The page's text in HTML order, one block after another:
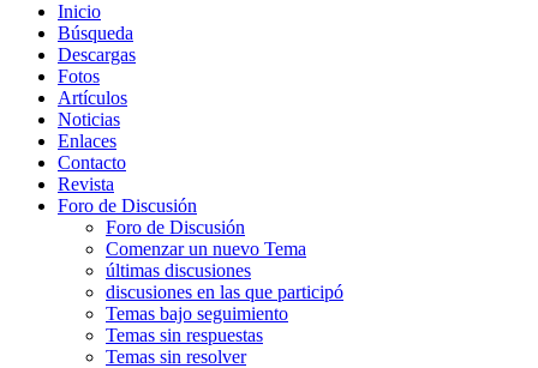
Inicio
Búsqueda
Descargas
Fotos
Artículos
Noticias
Enlaces
Contacto
Revista
Foro de Discusión
Foro de Discusión
Comenzar un nuevo Tema
últimas discusiones
discusiones en las que participó
Temas bajo seguimiento
Temas sin respuestas
Temas sin resolver